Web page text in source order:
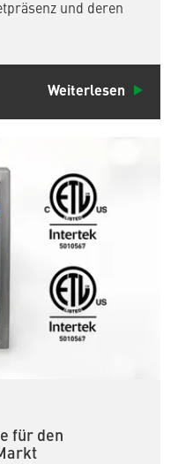
und deren
Weiterlesen
für den